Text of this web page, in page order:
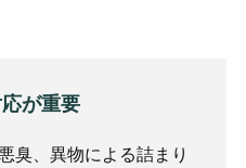
が重要
臭、異物による詰まり